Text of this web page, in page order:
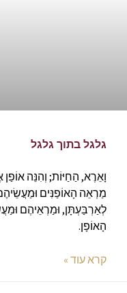
גלגל בתוך גלגל
וָאֵרֶא, הַחַיּוֹת; וְהִנֵּה
מַרְאֵה הָאוֹפַנִּים
לְאַרְבַּעְתָּן, וּמַרְאֵיהֶם
הָאוֹפָן.
קרא עוד »